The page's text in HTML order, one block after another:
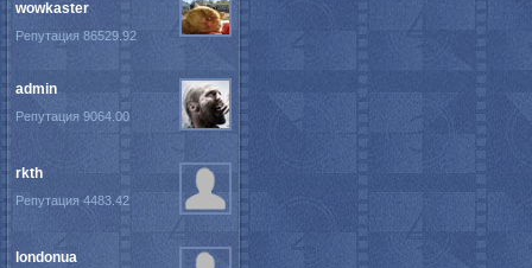
wowkaster
Репутация 86529.92
admin
Репутация 9064.00
rkth
Репутация 4483.42
londonua